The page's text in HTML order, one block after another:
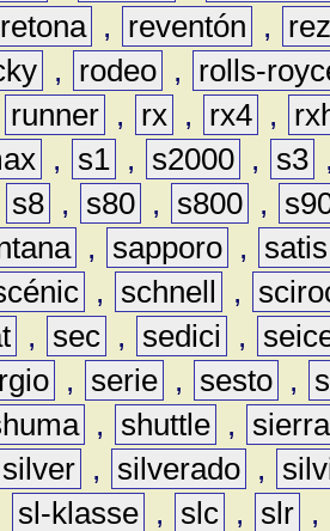
retona , reventón ,
, rodeo ,
rolls-
runner , rx , rx4 ,
, s1 , s2000 , s3
s8 , s80 , s800 ,
, sapporo ,
satis
, schnell ,
, sec , sedici ,
, serie , sesto ,
, shuttle ,
sierra
silver , silverado ,
sl-klasse , slc , slr ,